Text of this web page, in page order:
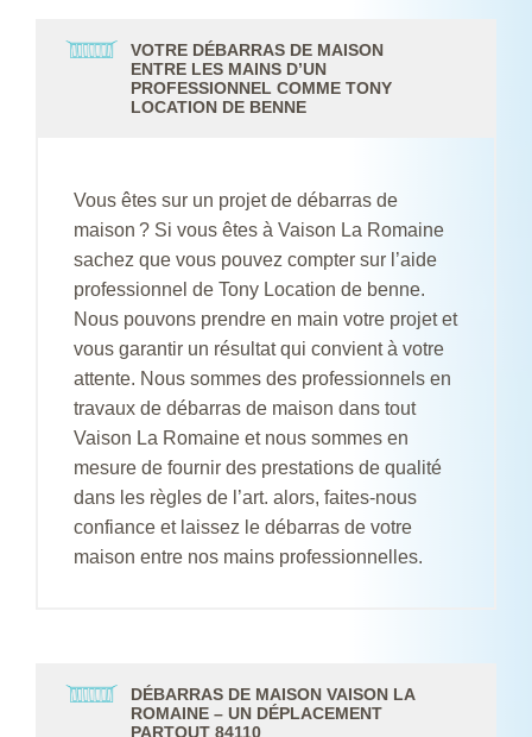
VOTRE DÉBARRAS DE MAISON
ENTRE LES MAINS D’UN
PROFESSIONNEL COMME TONY
LOCATION DE BENNE
Vous êtes sur un projet de débarras de
maison ? Si vous êtes à Vaison La Romaine
sachez que vous pouvez compter sur l’aide
professionnel de Tony Location de benne.
Nous pouvons prendre en main votre projet et
vous garantir un résultat qui convient à votre
attente. Nous sommes des professionnels en
travaux de débarras de maison dans tout
Vaison La Romaine et nous sommes en
mesure de fournir des prestations de qualité
dans les règles de l’art. alors, faites-nous
confiance et laissez le débarras de votre
maison entre nos mains professionnelles.
DÉBARRAS DE MAISON VAISON LA
ROMAINE – UN DÉPLACEMENT
PARTOUT 84110